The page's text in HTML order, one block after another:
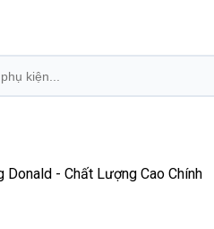
Donald - Chất Lượng Cao Chính